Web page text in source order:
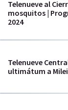
Telenueve al
mosquitos |
2024
Telenueve
ultimátum a Milei